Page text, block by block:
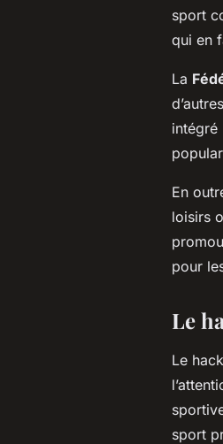
sport
qui en
La
intégré
En
loisirs
pour
Le
Le
sport